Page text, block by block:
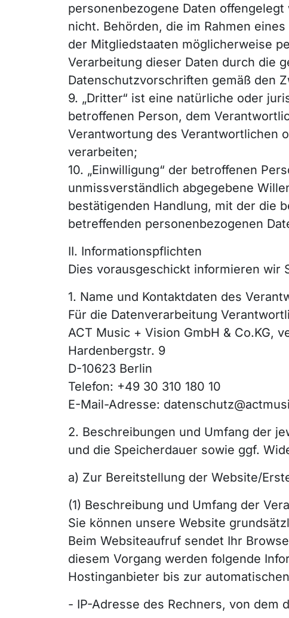
personenbezogene Daten
nicht. Behörden, die im Rahmen
der Mitgliedstaaten möglicherweise
Verarbeitung dieser Daten durch die
Datenschutzvorschriften gemäß den
9. „Dritter“ ist eine natürliche oder
betroffenen Person, dem
Verantwortung des Verantwortlichen
verarbeiten;
10. „Einwilligung“ der betroffenen
unmissverständlich abgegebene
bestätigenden Handlung, mit der die
betreffenden personenbezogenen
II. Informationspflichten
Dies vorausgeschickt informieren wir
1. Name und Kontaktdaten des
Für die Datenverarbeitung
ACT Music + Vision GmbH & Co.KG,
Hardenbergstr. 9
D-10623 Berlin
Telefon: +49 30 310 180 10
E-Mail-Adresse:
2. Beschreibungen und Umfang der
und die Speicherdauer sowie ggf.
a) Zur Bereitstellung der Website/
(1) Beschreibung und Umfang der
Sie können unsere Website
Beim Websiteaufruf sendet Ihr
diesem Vorgang werden folgende
Hostinganbieter bis zur
- IP-Adresse des Rechners, von dem